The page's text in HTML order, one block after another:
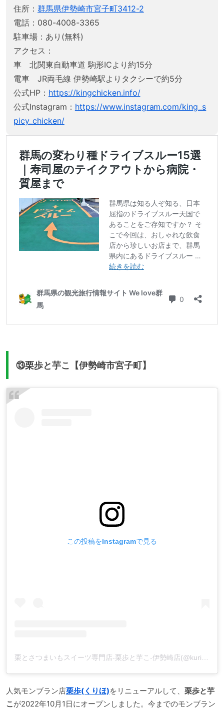
住所： 群馬県伊勢崎市宮子町3412-2
電話：080-4008-3365
駐車場：あり(無料)
アクセス：
車 北関東自動車道 駒形ICより約15分
電車 JR両毛線 伊勢崎駅よりタクシーで約5分
公式HP： https://kingchicken.info/
公式Instagram： https://www.instagram.com/king_s
picy_chicken/
⑬栗歩と芋こ【伊勢崎市宮子町】
この投稿をInstagramで見る
人気モンブラン店栗歩(くりほ)をリニューアルして、 栗歩と芋
こが2022年10月1日にオープンしました。今までのモンブラン